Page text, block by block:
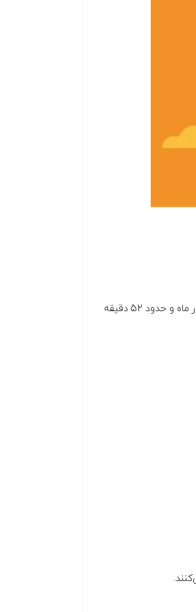
آپتایم 99.99٪ سطح بسیار بالایی از پایداری را نشان می‌دهد. این مقدار به‌معنی تقریباً 4 دقیقه و 23 ثانیه قطعی در ماه و حدود 52 دقیقه